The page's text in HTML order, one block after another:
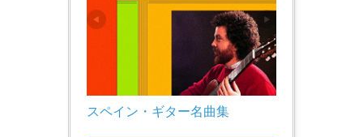
スペイン・ギター名曲集